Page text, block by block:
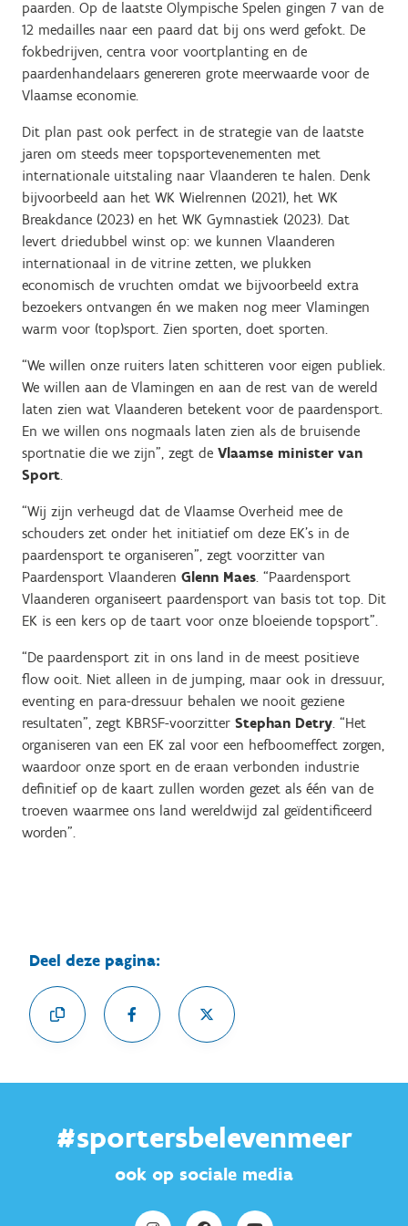
paarden. Op de laatste Olympische Spelen gingen 7 van de
12 medailles naar een paard dat bij ons werd gefokt. De
fokbedrijven, centra voor voortplanting en de
paardenhandelaars genereren grote meerwaarde voor de
Vlaamse economie.
Dit plan past ook perfect in de strategie van de laatste
jaren om steeds meer topsportevenementen met
internationale uitstaling naar Vlaanderen te halen. Denk
bijvoorbeeld aan het WK Wielrennen (2021), het WK
Breakdance (2023) en het WK Gymnastiek (2023). Dat
levert driedubbel winst op: we kunnen Vlaanderen
internationaal in de vitrine zetten, we plukken
economisch de vruchten omdat we bijvoorbeeld extra
bezoekers ontvangen én we maken nog meer Vlamingen
warm voor (top)sport. Zien sporten, doet sporten.
“We willen onze ruiters laten schitteren voor eigen publiek.
We willen aan de Vlamingen en aan de rest van de wereld
laten zien wat Vlaanderen betekent voor de paardensport.
En we willen ons nogmaals laten zien als de bruisende
sportnatie die we zijn”, zegt de Vlaamse minister van
Sport.
“Wij zijn verheugd dat de Vlaamse Overheid mee de
schouders zet onder het initiatief om deze EK’s in de
paardensport te organiseren”, zegt voorzitter van
Paardensport Vlaanderen Glenn Maes. “Paardensport
Vlaanderen organiseert paardensport van basis tot top. Dit
EK is een kers op de taart voor onze bloeiende topsport”.
“De paardensport zit in ons land in de meest positieve
flow ooit. Niet alleen in de jumping, maar ook in dressuur,
eventing en para-dressuur behalen we nooit geziene
resultaten”, zegt KBRSF-voorzitter Stephan Detry. “Het
organiseren van een EK zal voor een hefboomeffect zorgen,
waardoor onze sport en de eraan verbonden industrie
definitief op de kaart zullen worden gezet als één van de
troeven waarmee ons land wereldwijd zal geïdentificeerd
worden”.
Deel deze pagina:
#sportersbelevenmeer
ook op sociale media